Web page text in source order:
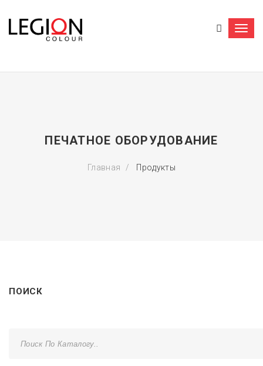
ПЕЧАТНОЕ ОБОРУДОВАНИЕ
Главная Продукты
ПОИСК